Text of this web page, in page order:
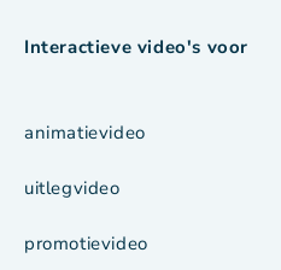
Interactieve video's voor
animatievideo
uitlegvideo
promotievideo